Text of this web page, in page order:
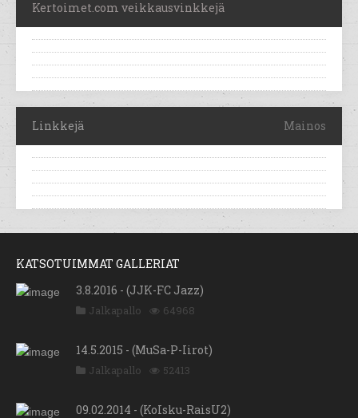
Kertoimet.com veikkausvinkkejä
Linkkejä Mainos
KATSOTUIMMAT GALLERIAT
3.8.2016 - (JJK-FC Jazz)
Jalkapallo 64968
14.5.2015 - (MuSa-P-Iirot)
Jalkapallo 52413
09.02.2014 - (KoIsku-RaisU2)